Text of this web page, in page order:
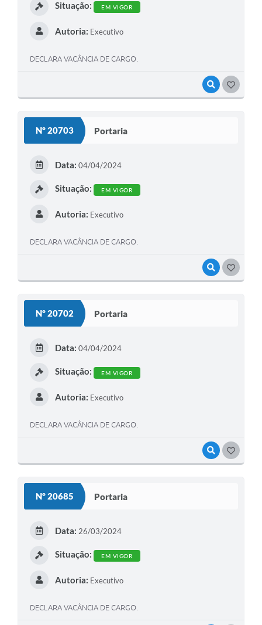
VISUALIZAR
Situação: EM VIGOR
Autoria: Executivo
DECLARA VACÂNCIA DE CARGO.
Nº 20703 Portaria
VISUALIZAR
Data: 04/04/2024
Situação: EM VIGOR
Autoria: Executivo
DECLARA VACÂNCIA DE CARGO.
Nº 20702 Portaria
VISUALIZAR
Data: 04/04/2024
Situação: EM VIGOR
Autoria: Executivo
DECLARA VACÂNCIA DE CARGO.
Nº 20685 Portaria
Data: 26/03/2024
Situação: EM VIGOR
Autoria: Executivo
DECLARA VACÂNCIA DE CARGO.